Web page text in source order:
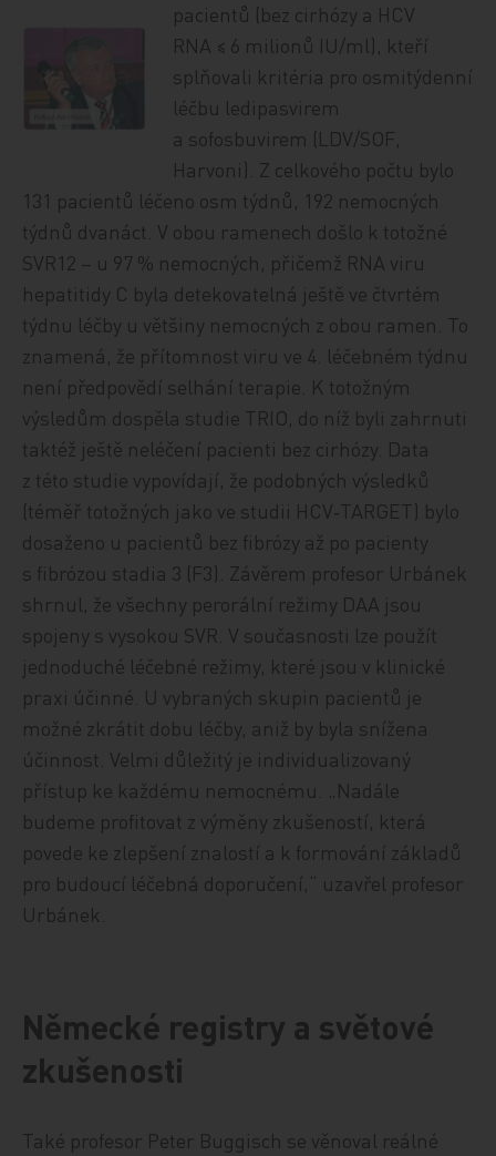
pacientů (bez cirhózy a HCV
RNA ≤ 6 milionů IU/ml), kteří
splňovali kritéria pro osmitýdenní
léčbu ledipasvirem
a sofosbuvirem (LDV/SOF,
Harvoni). Z celkového počtu bylo
131 pacientů léčeno osm týdnů, 192 nemocných
týdnů dvanáct. V obou ramenech došlo k totožné
SVR12 – u 97 % nemocných, přičemž RNA viru
hepatitidy C byla detekovatelná ještě ve čtvrtém
týdnu léčby u většiny nemocných z obou ramen. To
znamená, že přítomnost viru ve 4. léčebném týdnu
není předpovědí selhání terapie. K totožným
výsledům dospěla studie TRIO, do níž byli zahrnuti
taktéž ještě neléčení pacienti bez cirhózy. Data
z této studie vypovídají, že podobných výsledků
(téměř totožných jako ve studii HCV‑TARGET) bylo
dosaženo u pacientů bez fibrózy až po pacienty
s fibrózou stadia 3 (F3). Závěrem profesor Urbánek
shrnul, že všechny perorální režimy DAA jsou
spojeny s vysokou SVR. V současnosti lze použít
jednoduché léčebné režimy, které jsou v klinické
praxi účinné. U vybraných skupin pacientů je
možné zkrátit dobu léčby, aniž by byla snížena
účinnost. Velmi důležitý je individualizovaný
přístup ke každému nemocnému. „Nadále
budeme profitovat z výměny zkušeností, která
povede ke zlepšení znalostí a k formování základů
pro budoucí léčebná doporučení,“ uzavřel profesor
Urbánek.
Německé registry a světové
zkušenosti
Také profesor Peter Buggisch se věnoval reálné